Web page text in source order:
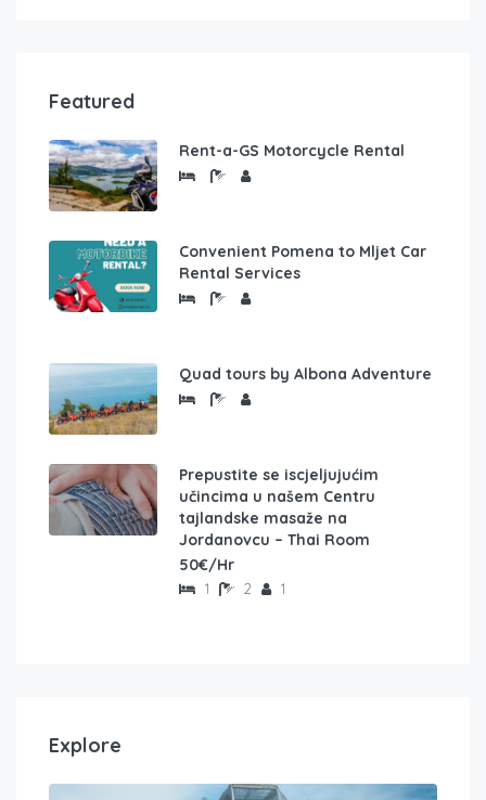
Featured
Rent-a-GS Motorcycle Rental
Convenient Pomena to Mljet Car
Rental Services
Quad tours by Albona Adventure
Prepustite se iscjeljujućim
učincima u našem Centru
tajlandske masaže na
Jordanovcu – Thai Room
50€/Hr
1 2 1
Explore